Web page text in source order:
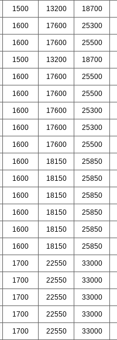
1500 13200 18700
1600 17600 25300
1600 17600 25500
1500 13200 18700
1600 17600 25500
1600 17600 25500
1600 17600 25300
1600 17600 25300
1600 17600 25500
1600 18150 25850
1600 18150 25850
1600 18150 25850
1600 18150 25850
1600 18150 25850
1600 18150 25850
1700 22550 33000
1700 22550 33000
1700 22550 33000
1700 22550 33000
1700 22550 33000